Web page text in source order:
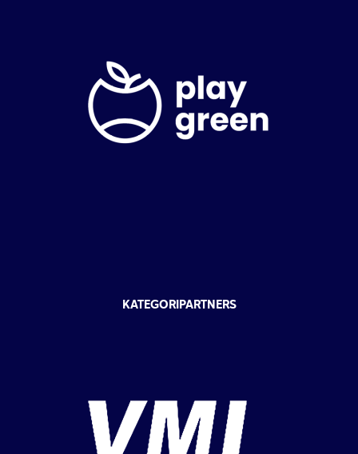
KATEGORIPARTNERS